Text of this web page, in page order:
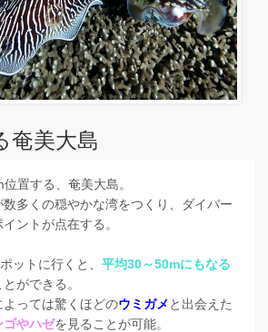
奄美大島
置する、奄美大島。
数多くの穏やかな湾をつくり、ダイバー
ントが点在する。
ットに行くと、 平均30～50mにもなる
ができる。
っては驚くほどのウミガメ と出会えた
ゴやハゼを見ることが可能。